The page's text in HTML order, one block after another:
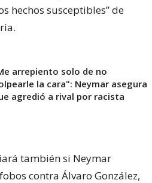
hechos susceptibles” de
arrepiento solo de no
la cara": Neymar asegura
agredió a rival por racista
también si Neymar
contra Álvaro González,